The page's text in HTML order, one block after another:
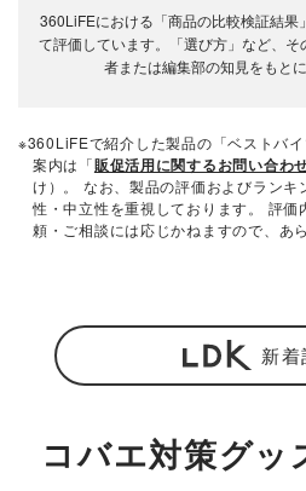
360LiFEにおける「商品の比較検証結果
て評価しています。「選び方」など、
者または編集部の知見をもと
※360LiFEで紹介した製品の「ベストバ
案内は「販促活用に関するお問い合わ
け）。 なお、製品の評価およびラン
性・中立性を重視しております。 評価
頼・ご相談には応じかねますので、あ
新着
コバエ対策グッ